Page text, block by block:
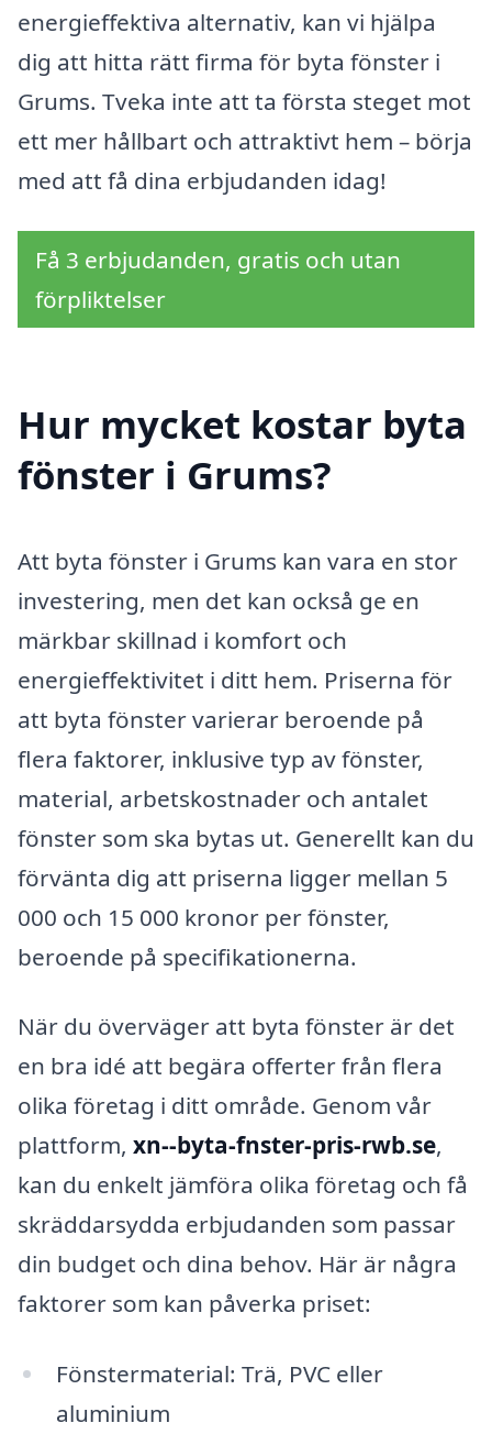
energieffektiva alternativ, kan vi hjälpa
dig att hitta rätt firma för byta fönster i
Grums. Tveka inte att ta första steget mot
ett mer hållbart och attraktivt hem – börja
med att få dina erbjudanden idag!
Få 3 erbjudanden, gratis och utan
förpliktelser
Hur mycket kostar byta
fönster i Grums?
Att byta fönster i Grums kan vara en stor
investering, men det kan också ge en
märkbar skillnad i komfort och
energieffektivitet i ditt hem. Priserna för
att byta fönster varierar beroende på
flera faktorer, inklusive typ av fönster,
material, arbetskostnader och antalet
fönster som ska bytas ut. Generellt kan du
förvänta dig att priserna ligger mellan 5
000 och 15 000 kronor per fönster,
beroende på specifikationerna.
När du överväger att byta fönster är det
en bra idé att begära offerter från flera
olika företag i ditt område. Genom vår
plattform, xn--byta-fnster-pris-rwb.se,
kan du enkelt jämföra olika företag och få
skräddarsydda erbjudanden som passar
din budget och dina behov. Här är några
faktorer som kan påverka priset:
Fönstermaterial: Trä, PVC eller
aluminium